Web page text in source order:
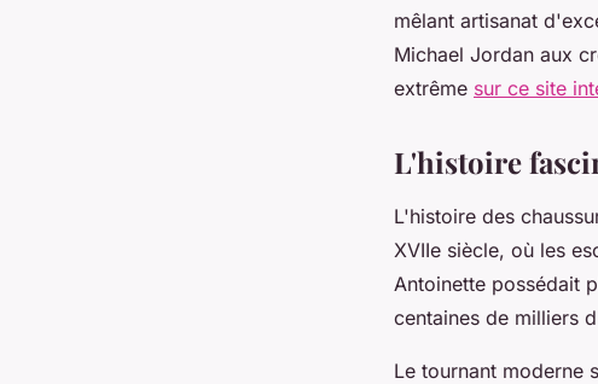
mêlant artisanat
Michael Jordan aux
extrême sur ce site
L'histoire
L'histoire des
XVIIe siècle, où les
Antoinette possédait
centaines de milliers
Le tournant moderne